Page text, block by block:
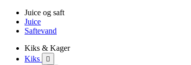
Juice og saft
Juice
Saftevand
Kiks & Kager
Kiks
